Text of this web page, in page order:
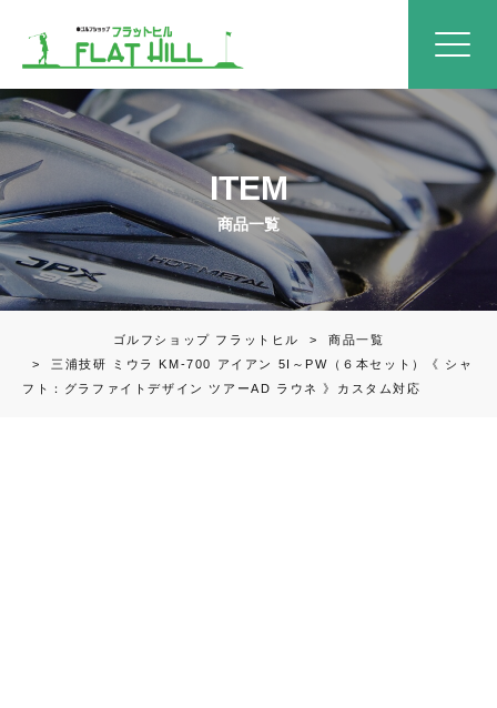
ITEM
商品一覧
ゴルフショップ フラットヒル > 商品一覧
> 三浦技研 ミウラ KM-700 アイアン 5I～PW（６本セット）《 シャ
フト：グラファイトデザイン ツアーAD ラウネ 》カスタム対応